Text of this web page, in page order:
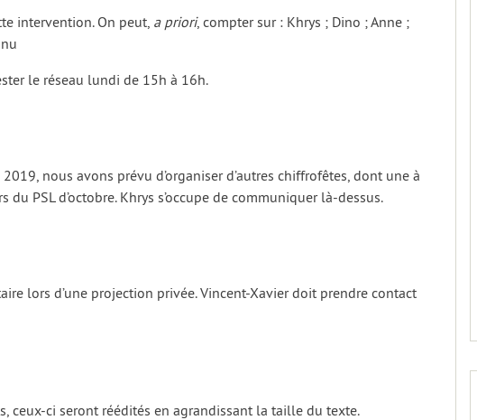
intervention. On peut, a priori, compter sur : Khrys ; Dino ; Anne ;
le réseau lundi de 15h à 16h.
nous avons prévu d’organiser d’autres chiffrofêtes, dont une à
PSL d’octobre. Khrys s’occupe de communiquer là-dessus.
lors d’une projection privée. Vincent-Xavier doit prendre contact
ceux-ci seront réédités en agrandissant la taille du texte.